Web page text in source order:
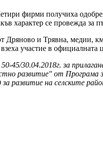
фирми получиха
характер се провежда за
Дряново и Трявна, медии,
участие в официалната
45/30.04.2018г. за
развитие" от Програма
развитие на селските